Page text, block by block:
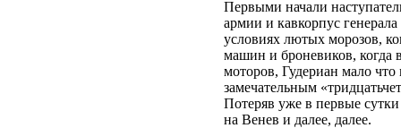
Первыми начали
армии и кавкорпус
условиях лютых морозов,
машин и броневиков, когда
моторов, Гудериан мало
замечательным
Потеряв уже в первые сутки
на Венев и далее, далее.